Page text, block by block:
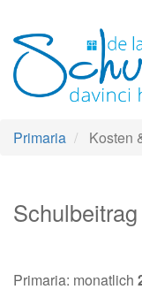
zum
Inhalt
Primaria Kosten
Primaria: monatlich